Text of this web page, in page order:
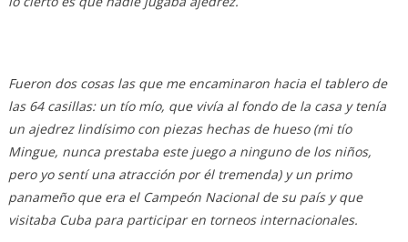
Fueron dos cosas las que me encaminaron hacia el tablero de
las 64 casillas: un tío mío, que vivía al fondo de la casa y tenía
un ajedrez lindísimo con piezas hechas de hueso (mi tío
Mingue, nunca prestaba este juego a ninguno de los niños,
pero yo sentí una atracción por él tremenda) y un primo
panameño que era el Campeón Nacional de su país y que
visitaba Cuba para participar en torneos internacionales.